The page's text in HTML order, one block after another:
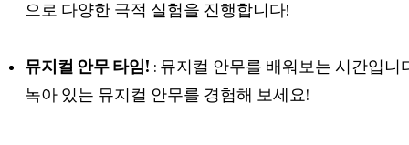
으로 다양한 극적 실험을 진행합니다!
뮤지컬 안무 타임! : 뮤지컬 안무를 배워보는 시간입
녹아 있는 뮤지컬 안무를 경험해 보세요!